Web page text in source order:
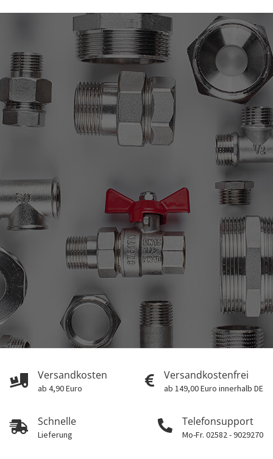
Versandkosten
ab 4,90 Euro
Versandkostenfrei
ab 149,00 Euro innerhalb DE
Schnelle
Lieferung
Telefonsupport
Mo-Fr. 02582 - 9029270